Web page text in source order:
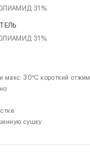
31%.
31%.
макс. 30ºC короткий отжим
сушку